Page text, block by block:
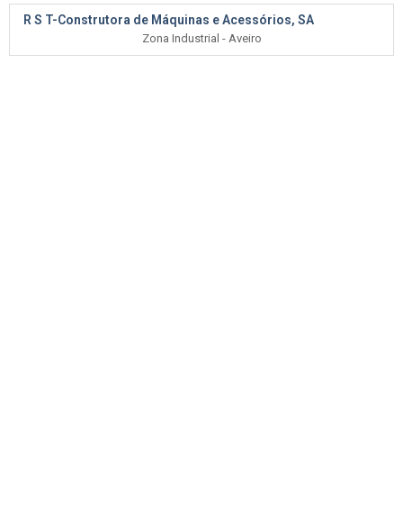
R S T-Construtora de Máquinas e Acessórios, SA
Zona Industrial - Aveiro